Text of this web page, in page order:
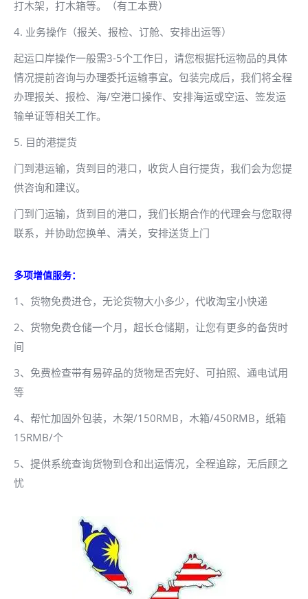
打木架，打木箱等。（有工本费）
4. 业务操作（报关、报检、订舱、安排出运等）
起运口岸操作一般需3-5个工作日，请您根据托运物品的具体
情况提前咨询与办理委托运输事宜。包装完成后，我们将全程
办理报关、报检、海/空港口操作、安排海运或空运、签发运
输单证等相关工作。
5. 目的港提货
门到港运输，货到目的港口，收货人自行提货，我们会为您提
供咨询和建议。
门到门运输，货到目的港口，我们长期合作的代理会与您取得
联系，并协助您换单、清关，安排送货上门
多项增值服务：
1、货物免费进仓，无论货物大小多少，代收淘宝小快递
2、货物免费仓储一个月，超长仓储期，让您有更多的备货时
间
3、免费检查带有易碎品的货物是否完好、可拍照、通电试用
等
4、帮忙加固外包装，木架/150RMB，木箱/450RMB，纸箱
15RMB/个
5、提供系统查询货物到仓和出运情况，全程追踪，无后顾之
忧